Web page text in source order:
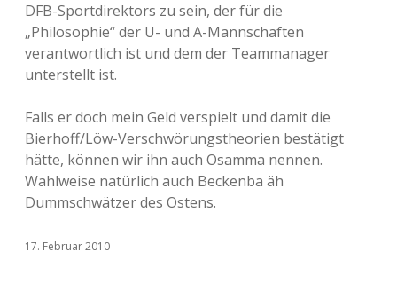
DFB-Sportdirektors zu sein, der für die
„Philosophie“ der U- und A-Mannschaften
verantwortlich ist und dem der Teammanager
unterstellt ist.
Falls er doch mein Geld verspielt und damit die
Bierhoff/Löw-Verschwörungstheorien bestätigt
hätte, können wir ihn auch Osamma nennen.
Wahlweise natürlich auch Beckenba äh
Dummschwätzer des Ostens.
17. Februar 2010